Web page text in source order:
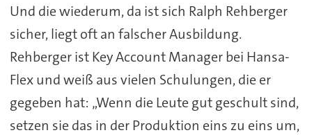
Und die wiederum, da ist sich Ralph Rehberger
sicher, liegt oft an falscher Ausbildung.
Rehberger ist Key Account Manager bei Hansa-
Flex und weiß aus vielen Schulungen, die er
gegeben hat: „Wenn die Leute gut geschult sind,
setzen sie das in der Produktion eins zu eins um,